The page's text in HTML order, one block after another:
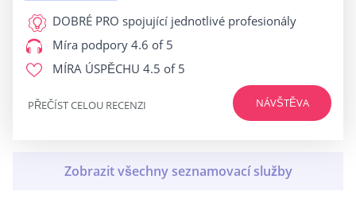
DOBRÉ PRO spojující jednotlivé profesionály
Míra podpory 4.6 of 5
MÍRA ÚSPĚCHU 4.5 of 5
NÁVŠTĚVA
PŘEČÍST CELOU RECENZI